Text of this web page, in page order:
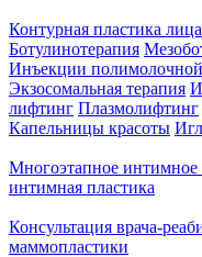
Контурная пластика лица
Ботулинотерапия
Инъекции
Экзосомальная терапия
лифтинг Плазмолифтинг
Капельницы красоты
Многоэтапное интимное
интимная пластика
Консультация врача-
маммопластики